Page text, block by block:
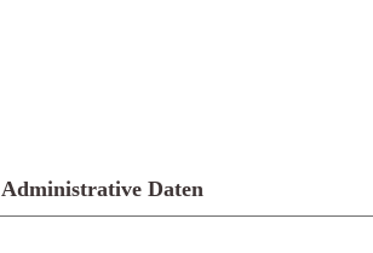
Administrative Daten